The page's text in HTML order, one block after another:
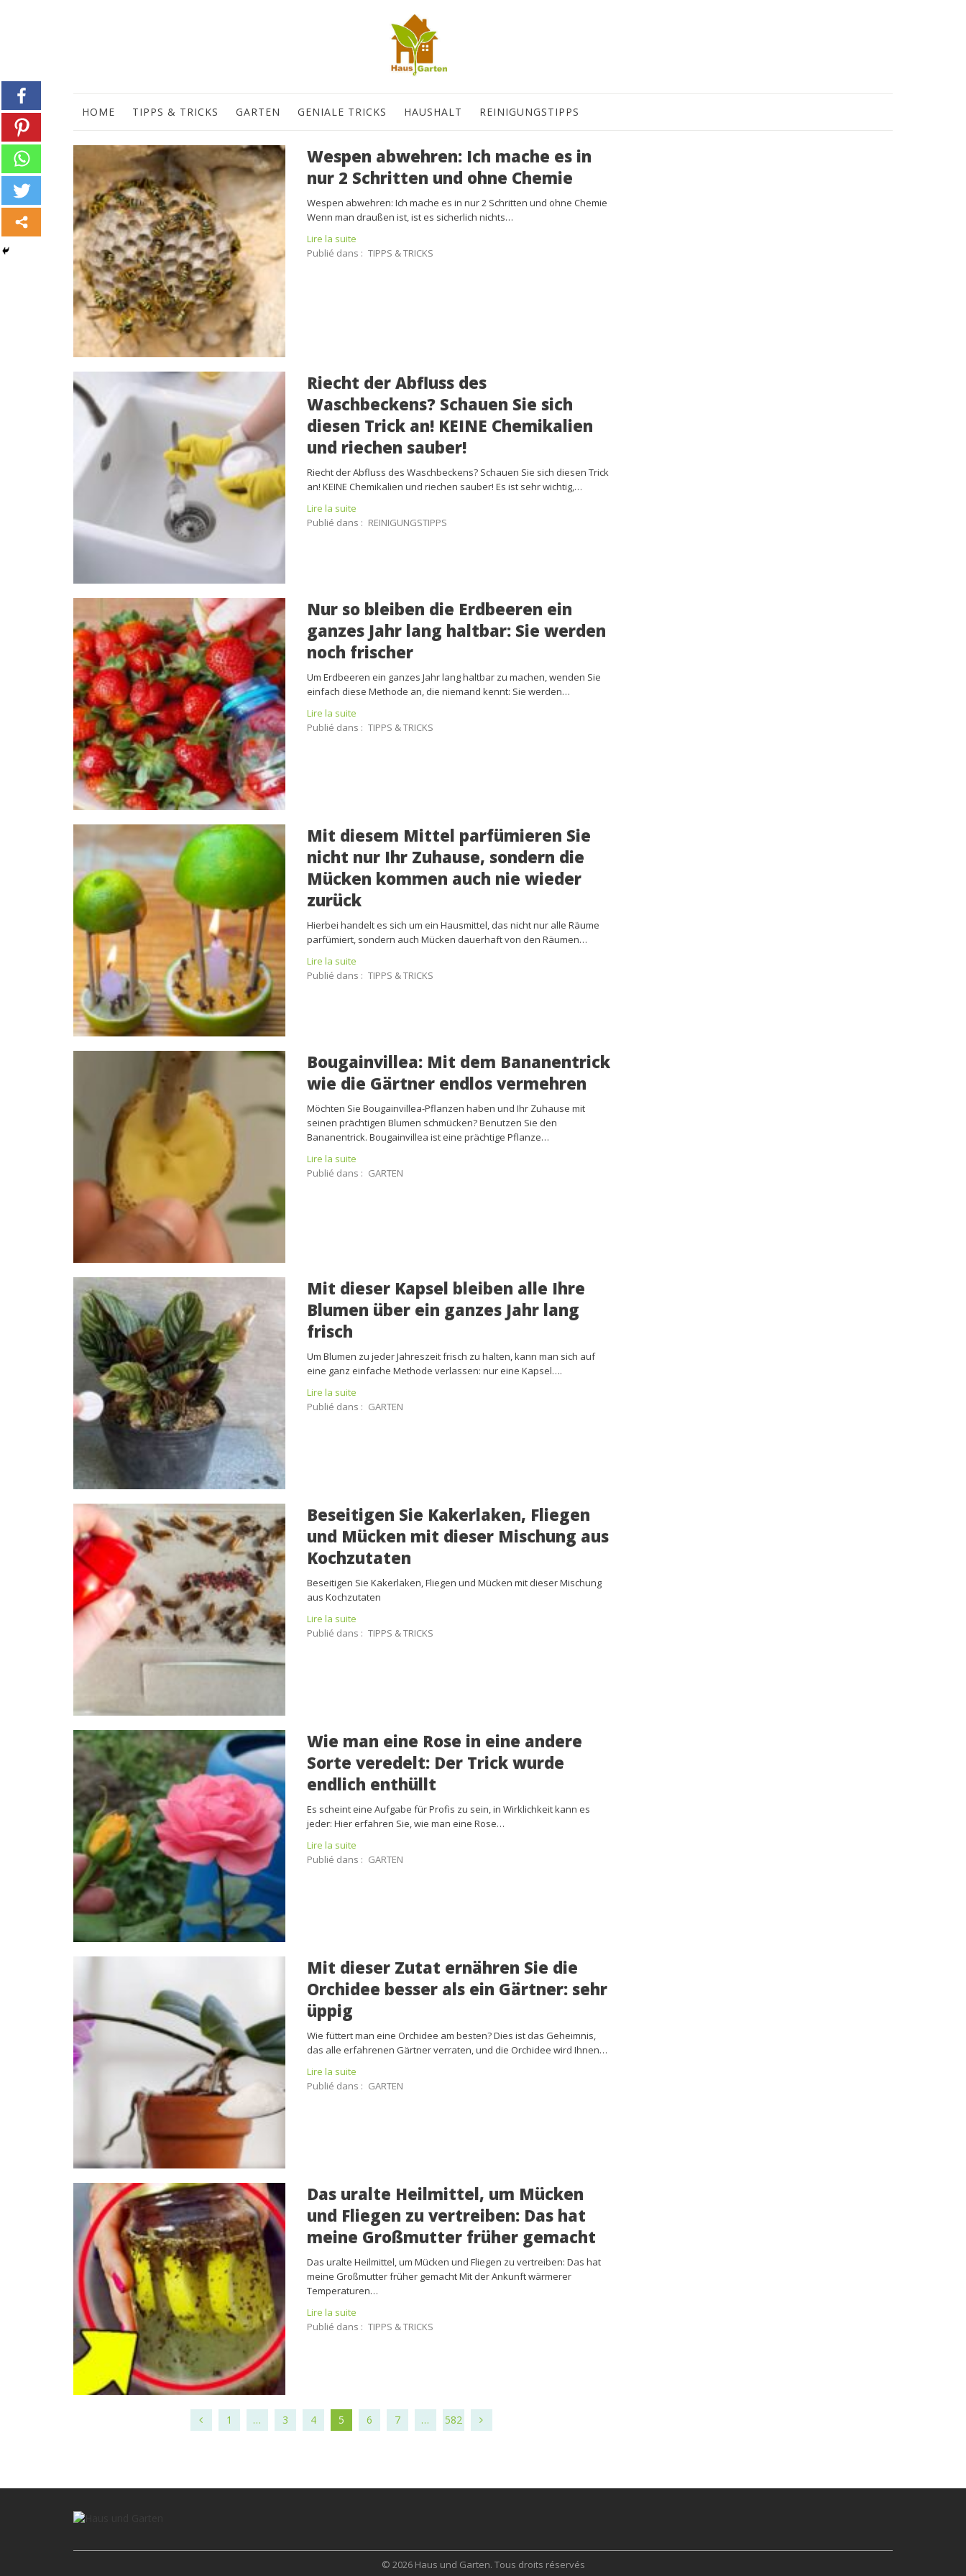
HOME TIPPS & TRICKS GARTEN GENIALE TRICKS HAUSHALT REINIGUNGSTIPPS
Wespen abwehren: Ich mache es in
nur 2 Schritten und ohne Chemie
Wespen abwehren: Ich mache es in nur 2 Schritten und ohne Chemie
Wenn man draußen ist, ist es sicherlich nichts…
Lire la suite
Publié dans : TIPPS & TRICKS
Riecht der Abfluss des
Waschbeckens? Schauen Sie sich
diesen Trick an! KEINE Chemikalien
und riechen sauber!
Riecht der Abfluss des Waschbeckens? Schauen Sie sich diesen Trick
an! KEINE Chemikalien und riechen sauber! Es ist sehr wichtig,…
Lire la suite
Publié dans : REINIGUNGSTIPPS
Nur so bleiben die Erdbeeren ein
ganzes Jahr lang haltbar: Sie werden
noch frischer
Um Erdbeeren ein ganzes Jahr lang haltbar zu machen, wenden Sie
einfach diese Methode an, die niemand kennt: Sie werden…
Lire la suite
Publié dans : TIPPS & TRICKS
Mit diesem Mittel parfümieren Sie
nicht nur Ihr Zuhause, sondern die
Mücken kommen auch nie wieder
zurück
Hierbei handelt es sich um ein Hausmittel, das nicht nur alle Räume
parfümiert, sondern auch Mücken dauerhaft von den Räumen…
Lire la suite
Publié dans : TIPPS & TRICKS
Bougainvillea: Mit dem Bananentrick
wie die Gärtner endlos vermehren
Möchten Sie Bougainvillea-Pflanzen haben und Ihr Zuhause mit
seinen prächtigen Blumen schmücken? Benutzen Sie den
Bananentrick. Bougainvillea ist eine prächtige Pflanze…
Lire la suite
Publié dans : GARTEN
Mit dieser Kapsel bleiben alle Ihre
Blumen über ein ganzes Jahr lang
frisch
Um Blumen zu jeder Jahreszeit frisch zu halten, kann man sich auf
eine ganz einfache Methode verlassen: nur eine Kapsel….
Lire la suite
Publié dans : GARTEN
Beseitigen Sie Kakerlaken, Fliegen
und Mücken mit dieser Mischung aus
Kochzutaten
Beseitigen Sie Kakerlaken, Fliegen und Mücken mit dieser Mischung
aus Kochzutaten
Lire la suite
Publié dans : TIPPS & TRICKS
Wie man eine Rose in eine andere
Sorte veredelt: Der Trick wurde
endlich enthüllt
Es scheint eine Aufgabe für Profis zu sein, in Wirklichkeit kann es
jeder: Hier erfahren Sie, wie man eine Rose…
Lire la suite
Publié dans : GARTEN
Mit dieser Zutat ernähren Sie die
Orchidee besser als ein Gärtner: sehr
üppig
Wie füttert man eine Orchidee am besten? Dies ist das Geheimnis,
das alle erfahrenen Gärtner verraten, und die Orchidee wird Ihnen…
Lire la suite
Publié dans : GARTEN
Das uralte Heilmittel, um Mücken
und Fliegen zu vertreiben: Das hat
meine Großmutter früher gemacht
Das uralte Heilmittel, um Mücken und Fliegen zu vertreiben: Das hat
meine Großmutter früher gemacht Mit der Ankunft wärmerer
Temperaturen…
Lire la suite
Publié dans : TIPPS & TRICKS
1 … 3 4 5 6 7 … 582
© 2026 Haus und Garten. Tous droits réservés